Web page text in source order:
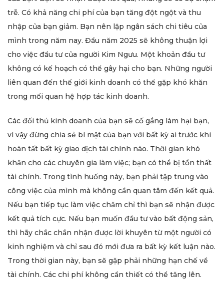
trễ. Có khả năng chi phí của bạn tăng đột ngột và thu
nhập của bạn giảm. Bạn nên lập ngân sách chi tiêu của
mình trong năm nay. Đầu năm 2025 sẽ không thuận lợi
cho việc đầu tư của người Kim Ngưu. Một khoản đầu tư
không có kế hoạch có thể gây hại cho bạn. Những người
liên quan đến thế giới kinh doanh có thể gặp khó khăn
trong mối quan hệ hợp tác kinh doanh.
Các đối thủ kinh doanh của bạn sẽ cố gắng làm hại bạn,
vì vậy đừng chia sẻ bí mật của bạn với bất kỳ ai trước khi
hoàn tất bất kỳ giao dịch tài chính nào. Thời gian khó
khăn cho các chuyên gia làm việc; bạn có thể bị tổn thất
tài chính. Trong tình huống này, bạn phải tập trung vào
công việc của mình mà không cần quan tâm đến kết quả.
Nếu bạn tiếp tục làm việc chăm chỉ thì bạn sẽ nhận được
kết quả tích cực. Nếu bạn muốn đầu tư vào bất động sản,
thì hãy chắc chắn nhận được lời khuyên từ một người có
kinh nghiệm và chỉ sau đó mới đưa ra bất kỳ kết luận nào.
Trong thời gian này, bạn sẽ gặp phải những hạn chế về
tài chính. Các chi phí không cần thiết có thể tăng lên.